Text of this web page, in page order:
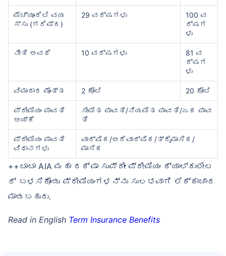
ಮೆಚ್ಯೂರಿಟಿ ವಯ
ಸ್ಸು (ಗರಿಷ್ಠ)
29 ವರ್ಷಗಳು
100 ವ
ರ್ಷಗ
ಳು
ನೀತಿ ಅವಧಿ 10 ವರ್ಷಗಳು
81 ವ
ರ್ಷಗ
ಳು
ವಿಮಾದಾರ ಮೊತ್ತ 2 ಕೋಟಿ 20 ಕೋಟಿ
ಪ್ರೀಮಿಯಂ ಪಾವತಿ
ಆಯ್ಕೆ
ಸೀಮಿತ ಪಾವತಿ/ನಿಯಮಿತ ಪಾವತಿ/ಏಕ ಪಾವ
ತಿ
ಪ್ರೀಮಿಯಂ ಪಾವತಿ
ವಿಧಾನಗಳು
ವಾರ್ಷಿಕ/ಅರೆವಾರ್ಷಿಕ/ತ್ರೈಮಾಸಿಕ/
ಮಾಸಿಕ
++ಟಾಟಾ AIA ಮಹಾ ರಕ್ಷಾ ಸುಪ್ರೀಂ ಪ್ರೀಮಿಯಂ ಕ್ಯಾಲ್ಕುಲೇಟ
ರ್ ಬಳಸಿಕೊಂಡು ಪ್ರೀಮಿಯಂಗಳನ್ನು ಸುಲಭವಾಗಿ ಲೆಕ್ಕಾಚಾರ
ಮಾಡಬಹುದು.
Read in English Term Insurance Benefits